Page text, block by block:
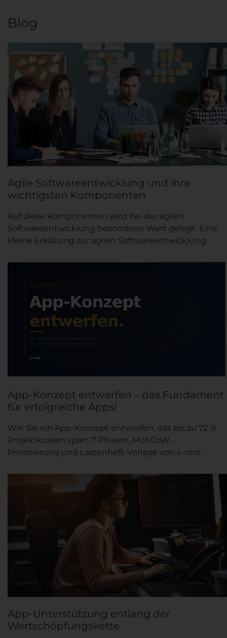
Blog
Agile Softwareentwicklung und ihre
wichtigsten Komponenten
Auf diese Komponenten wird bei der agilen
Softwareentwicklung besonderer Wert gelegt. Eine
kleine Erklärung zur agilen Softwareentwicklung.
App-Konzept entwerfen – das Fundament
für erfolgreiche Apps!
Wie Sie ein App-Konzept entwerfen, das bis zu 72 %
Projektkosten spart. 7 Phasen, MoSCoW-
Priorisierung und Lastenheft-Vorlage von x-root.
App-Unterstützung entlang der
Wertschöpfungskette